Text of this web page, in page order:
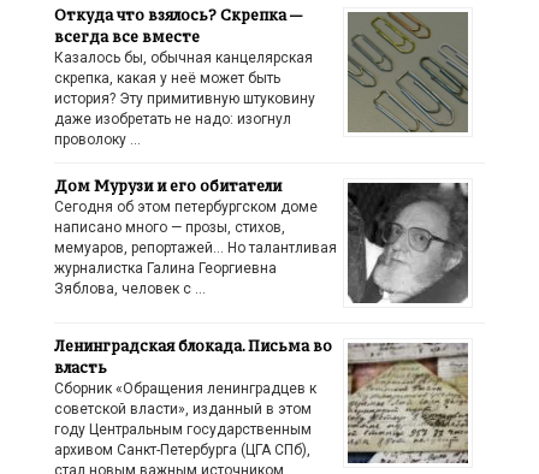
Откуда что взялось? Скрепка —
всегда все вместе
Казалось бы, обычная канцелярская
скрепка, какая у неё может быть
история? Эту примитивную штуковину
даже изобретать не надо: изогнул
проволоку …
Дом Мурузи и его обитатели
Сегодня об этом петербургском доме
написано много — прозы, стихов,
мемуаров, репортажей… Но талантливая
журналистка Галина Георгиевна
Зяблова, человек с …
Ленинградская блокада. Письма во
власть
Сборник «Обращения ленинградцев к
советской власти», изданный в этом
году Центральным государственным
архивом Санкт-Петербурга (ЦГА СПб),
стал новым важным источником …